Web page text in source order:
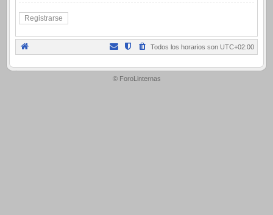
Registrarse
Todos los horarios son UTC+02:00
.
© ForoLinternas